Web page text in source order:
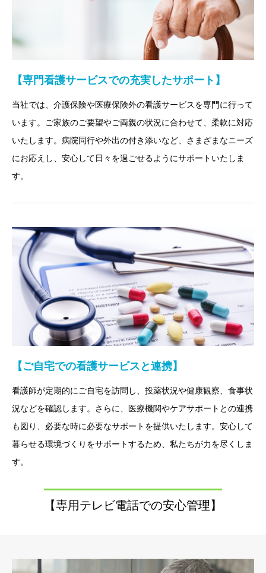
【専門看護サービスでの充実したサポート】
当社では、介護保険や医療保険外の看護サービスを専門に行って
います。ご家族のご要望やご両親の状況に合わせて、柔軟に対応
いたします。病院同行や外出の付き添いなど、さまざまなニーズ
にお応えし、安心して日々を過ごせるようにサポートいたしま
す。
【ご自宅での看護サービスと連携】
看護師が定期的にご自宅を訪問し、投薬状況や健康観察、食事状
況などを確認します。さらに、医療機関やケアサポートとの連携
も図り、必要な時に必要なサポートを提供いたします。安心して
暮らせる環境づくりをサポートするため、私たちが力を尽くしま
す。
【専用テレビ電話での安心管理】